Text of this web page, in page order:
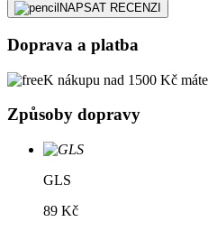
NAPSAT RECENZI
Doprava a platba
K nákupu nad 1500 Kč
Způsoby dopravy
GLS
89 Kč